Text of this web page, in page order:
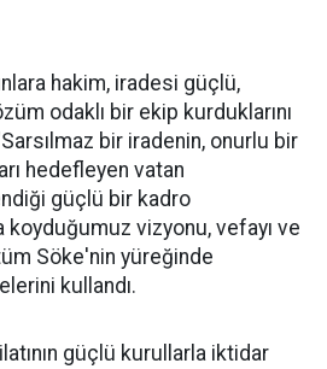
hakim, iradesi güçlü,
odaklı bir ekip kurduklarını
bir iradenin, onurlu bir
hedefleyen vatan
güçlü bir kadro
vizyonu, vefayı ve
Söke'nin yüreğinde
kullandı.
güçlü kurullarla iktidar